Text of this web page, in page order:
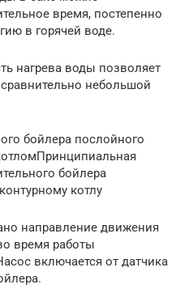
время, постепенно
в горячей воде.
нагрева воды позволяет
небольшой
бойлера послойного
бойлера
котлу
направление движения
время работы
включается от датчика